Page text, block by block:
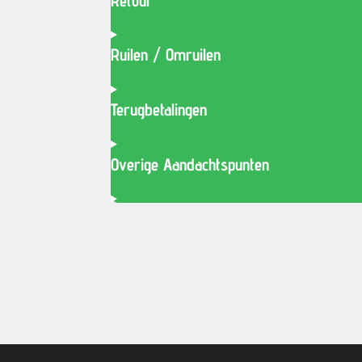
Ruilen / Omruilen
Terugbetalingen
Overige Aandachtspunten
© 2020 - 2026 smitssports